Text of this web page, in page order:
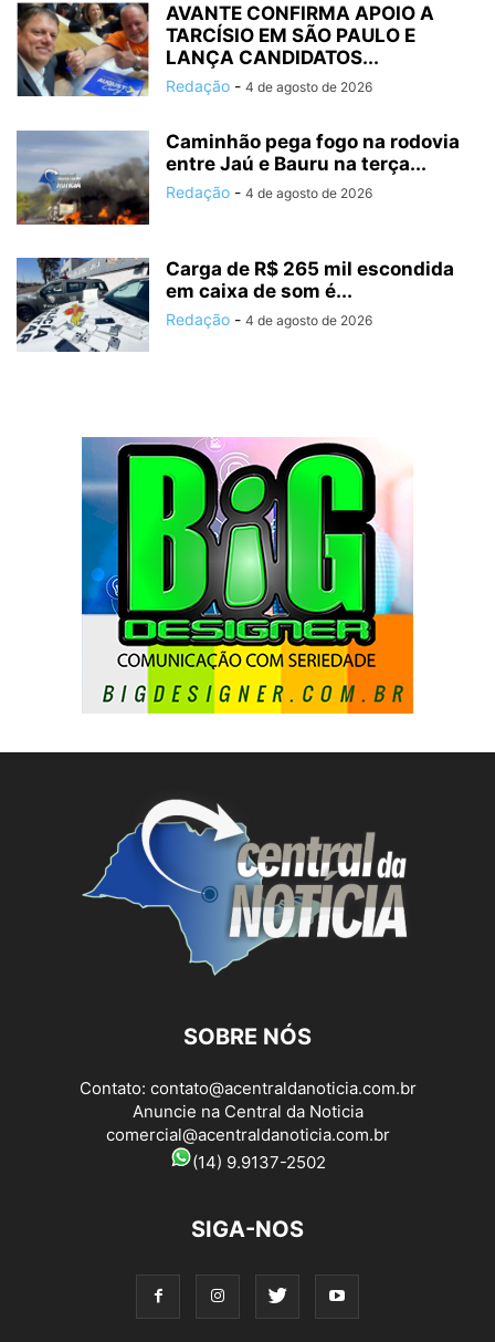
AVANTE CONFIRMA APOIO A
TARCÍSIO EM SÃO PAULO E
LANÇA CANDIDATOS...
Redação - 4 de agosto de 2026
Caminhão pega fogo na rodovia
entre Jaú e Bauru na terça...
Redação - 4 de agosto de 2026
Carga de R$ 265 mil escondida
em caixa de som é...
Redação - 4 de agosto de 2026
SOBRE NÓS
Contato: contato@acentraldanoticia.com.br
Anuncie na Central da Noticia
comercial@acentraldanoticia.com.br
(14) 9.9137-2502
SIGA-NOS